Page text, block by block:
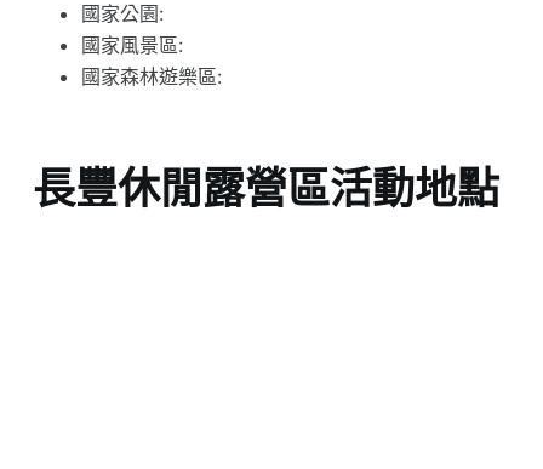
國家公園:
國家風景區:
國家森林遊樂區:
長豐休閒露營區活動地點